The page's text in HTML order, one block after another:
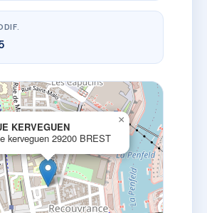
KERVEGUEN
kerveguen 29200 BREST
×